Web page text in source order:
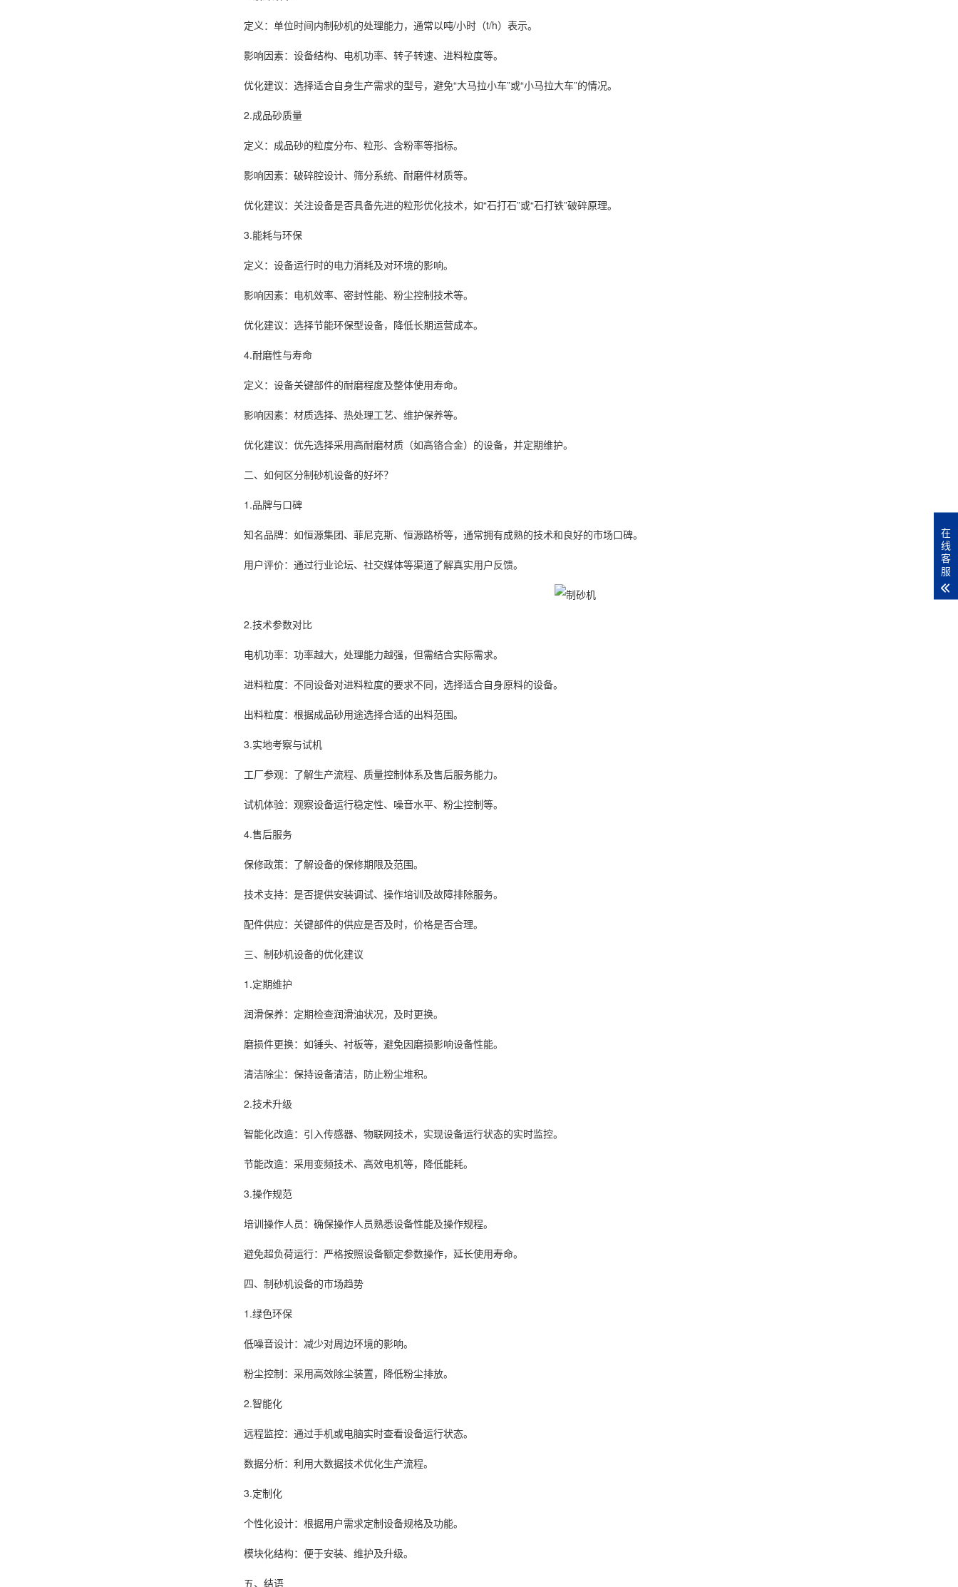
定义：单位时间内制砂机的处理能力，通常以吨/小时（t/h）表示。
影响因素：设备结构、电机功率、转子转速、进料粒度等。
优化建议：选择适合自身生产需求的型号，避免“大马拉小车”或“小马拉大车”的情况。
2.成品砂质量
定义：成品砂的粒度分布、粒形、含粉率等指标。
影响因素：破碎腔设计、筛分系统、耐磨件材质等。
优化建议：关注设备是否具备先进的粒形优化技术，如“石打石”或“石打铁”破碎原理。
3.能耗与环保
定义：设备运行时的电力消耗及对环境的影响。
影响因素：电机效率、密封性能、粉尘控制技术等。
优化建议：选择节能环保型设备，降低长期运营成本。
4.耐磨性与寿命
定义：设备关键部件的耐磨程度及整体使用寿命。
影响因素：材质选择、热处理工艺、维护保养等。
优化建议：优先选择采用高耐磨材质（如高铬合金）的设备，并定期维护。
二、如何区分制砂机设备的好坏？
1.品牌与口碑
知名品牌：如恒源集团、菲尼克斯、恒源路桥等，通常拥有成熟的技术和良好的市场口碑。
用户评价：通过行业论坛、社交媒体等渠道了解真实用户反馈。
2.技术参数对比
电机功率：功率越大，处理能力越强，但需结合实际需求。
进料粒度：不同设备对进料粒度的要求不同，选择适合自身原料的设备。
出料粒度：根据成品砂用途选择合适的出料范围。
3.实地考察与试机
工厂参观：了解生产流程、质量控制体系及售后服务能力。
试机体验：观察设备运行稳定性、噪音水平、粉尘控制等。
4.售后服务
保修政策：了解设备的保修期限及范围。
技术支持：是否提供安装调试、操作培训及故障排除服务。
配件供应：关键部件的供应是否及时，价格是否合理。
三、制砂机设备的优化建议
1.定期维护
润滑保养：定期检查润滑油状况，及时更换。
磨损件更换：如锤头、衬板等，避免因磨损影响设备性能。
清洁除尘：保持设备清洁，防止粉尘堆积。
2.技术升级
智能化改造：引入传感器、物联网技术，实现设备运行状态的实时监控。
节能改造：采用变频技术、高效电机等，降低能耗。
3.操作规范
培训操作人员：确保操作人员熟悉设备性能及操作规程。
避免超负荷运行：严格按照设备额定参数操作，延长使用寿命。
四、制砂机设备的市场趋势
1.绿色环保
低噪音设计：减少对周边环境的影响。
粉尘控制：采用高效除尘装置，降低粉尘排放。
2.智能化
远程监控：通过手机或电脑实时查看设备运行状态。
数据分析：利用大数据技术优化生产流程。
3.定制化
个性化设计：根据用户需求定制设备规格及功能。
模块化结构：便于安装、维护及升级。
五、结语
在
线
客
服